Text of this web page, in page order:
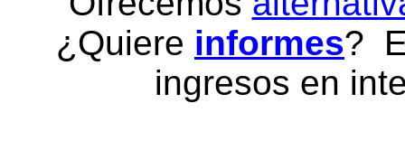
¿Quiere informes?
ingresos en